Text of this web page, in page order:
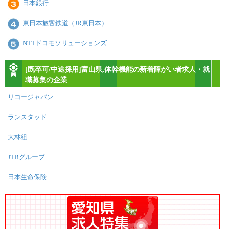
日本銀行
東日本旅客鉄道（JR東日本）
NTTドコモソリューションズ
[既卒可/中途採用]富山県,体幹機能の新着障がい者求人・就
職募集の企業
リコージャパン
ランスタッド
大林組
JTBグループ
日本生命保険